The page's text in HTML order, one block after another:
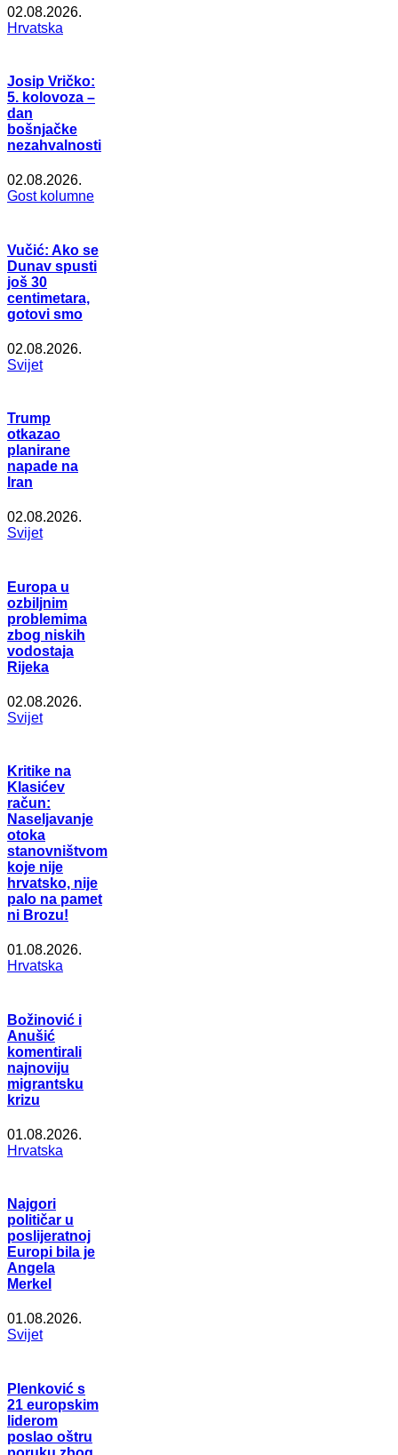
02.08.2026.
Hrvatska
Josip Vričko:
5. kolovoza –
dan
bošnjačke
nezahvalnosti
02.08.2026.
Gost kolumne
Vučić: Ako se
Dunav spusti
još 30
centimetara,
gotovi smo
02.08.2026.
Svijet
Trump
otkazao
planirane
napade na
Iran
02.08.2026.
Svijet
Europa u
ozbiljnim
problemima
zbog niskih
vodostaja
Rijeka
02.08.2026.
Svijet
Kritike na
Klasićev
račun:
Naseljavanje
otoka
stanovništvom
koje nije
hrvatsko, nije
palo na pamet
ni Brozu!
01.08.2026.
Hrvatska
Božinović i
Anušić
komentirali
najnoviju
migrantsku
krizu
01.08.2026.
Hrvatska
Najgori
političar u
poslijeratnoj
Europi bila je
Angela
Merkel
01.08.2026.
Svijet
Plenković s
21 europskim
liderom
poslao oštru